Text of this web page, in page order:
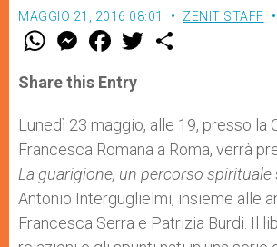
MAGGIO 21, 2016 08:01 ZENIT STAFF
W
t
s
p
p
M
e
s
e
g
e
r
F
a
e
b
o
k
w
r
Share this Entry
Lunedì 23 maggio, alle 19, presso la
Francesca Romana a Roma, verrà
La guarigione, un percorso spirituale
Antonio Interguglielmi, insieme alle
Francesca Serra e Patrizia Burdi. Il